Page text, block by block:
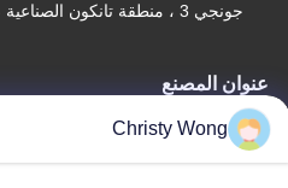
جونجي 3 ، منطقة تانكون
عنوان المصنع
جونجي 3 ، منطقة تانكون
Christy Wong